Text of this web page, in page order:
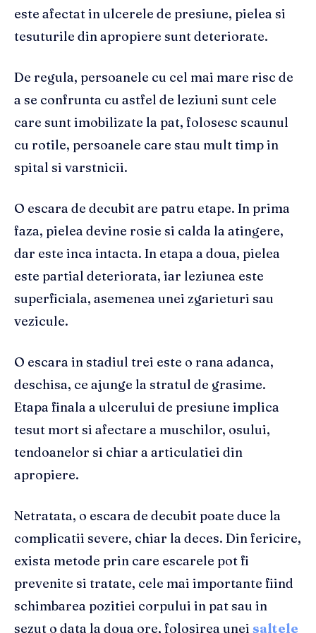
este afectat in ulcerele de presiune, pielea si
tesuturile din apropiere sunt deteriorate.
De regula, persoanele cu cel mai mare risc de
a se confrunta cu astfel de leziuni sunt cele
care sunt imobilizate la pat, folosesc scaunul
cu rotile, persoanele care stau mult timp in
spital si varstnicii.
O escara de decubit are patru etape. In prima
faza, pielea devine rosie si calda la atingere,
dar este inca intacta. In etapa a doua, pielea
este partial deteriorata, iar leziunea este
superficiala, asemenea unei zgarieturi sau
vezicule.
O escara in stadiul trei este o rana adanca,
deschisa, ce ajunge la stratul de grasime.
Etapa finala a ulcerului de presiune implica
tesut mort si afectare a muschilor, osului,
tendoanelor si chiar a articulatiei din
apropiere.
Netratata, o escara de decubit poate duce la
complicatii severe, chiar la deces. Din fericire,
exista metode prin care escarele pot fi
prevenite si tratate, cele mai importante fiind
schimbarea pozitiei corpului in pat sau in
sezut o data la doua ore, folosirea unei saltele